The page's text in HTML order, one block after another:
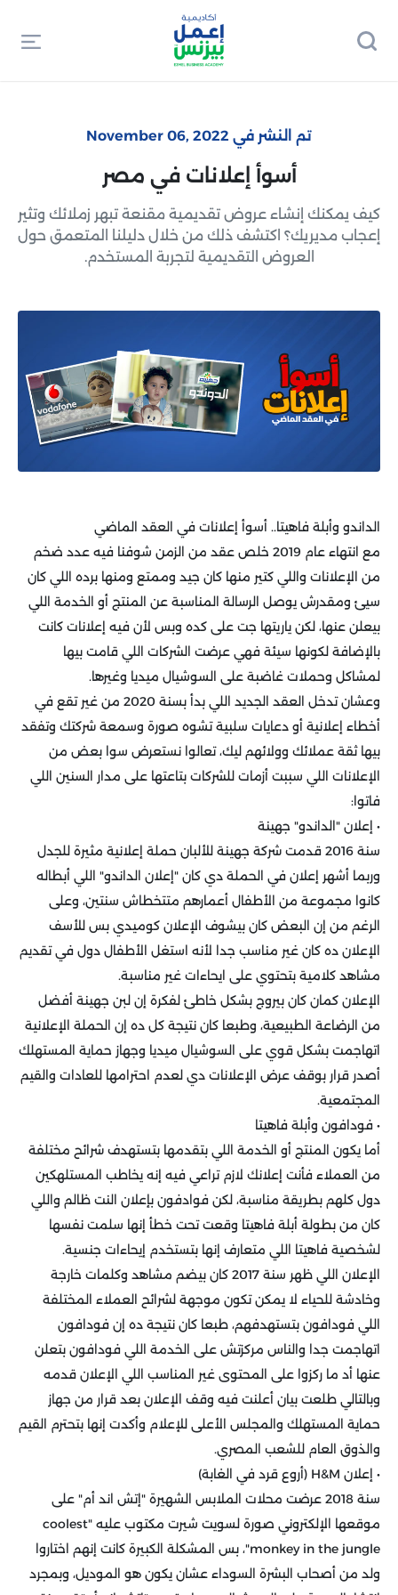
تم النشر في November 06, 2022
أسوأ إعلانات في مصر
كيف يمكنك إنشاء عروض تقديمية مقنعة تبهر زملائك وتثير
إعجاب مديريك؟ اكتشف ذلك من خلال دليلنا المتعمق حول
العروض التقديمية لتجربة المستخدم.
الداندو وأبلة فاهيتا.. أسوأ إعلانات في العقد الماضي
مع انتهاء عام 2019 خلص عقد من الزمن شوفنا فيه عدد ضخم
من الإعلانات واللي كتير منها كان جيد وممتع ومنها برده اللي كان
سيئ ومقدرش يوصل الرسالة المناسبة عن المنتج أو الخدمة اللي
بيعلن عنها، لكن ياريتها جت على كده وبس لأن فيه إعلانات كانت
بالإضافة لكونها سيئة فهي عرضت الشركات اللي قامت بيها
لمشاكل وحملات غاضبة على السوشيال ميديا وغيرها.
وعشان تدخل العقد الجديد اللي بدأ بسنة 2020 من غير تقع في
أخطاء إعلانية أو دعايات سلبية تشوه صورة وسمعة شركتك وتفقد
بيها ثقة عملائك وولائهم ليك، تعالوا نستعرض سوا بعض من
الإعلانات اللي سببت أزمات للشركات بتاعتها على مدار السنين اللي
فاتوا:
• إعلان "الداندو" جهينة
سنة 2016 قدمت شركة جهينة للألبان حملة إعلانية مثيرة للجدل
وربما أشهر إعلان في الحملة دي كان "إعلان الداندو" اللي أبطاله
كانوا مجموعة من الأطفال أعمارهم متتخطاش سنتين، وعلى
الرغم من إن البعض كان بيشوف الإعلان كوميدي بس للأسف
الإعلان ده كان غير مناسب جدا لأنه استغل الأطفال دول في تقديم
مشاهد كلامية بتحتوي على ايحاءات غير مناسبة.
الإعلان كمان كان بيروج بشكل خاطئ لفكرة إن لبن جهينة أفضل
من الرضاعة الطبيعية، وطبعا كان نتيجة كل ده إن الحملة الإعلانية
اتهاجمت بشكل قوي على السوشيال ميديا وجهاز حماية المستهلك
أصدر قرار بوقف عرض الإعلانات دي لعدم احترامها للعادات والقيم
المجتمعية.
• فودافون وأبلة فاهيتا
أما يكون المنتج أو الخدمة اللي بتقدمها بتستهدف شرائح مختلفة
من العملاء فأنت إعلانك لازم تراعي فيه إنه يخاطب المستلهكين
دول كلهم بطريقة مناسبة، لكن فوادفون بإعلان النت ظالم واللي
كان من بطولة أبلة فاهيتا وقعت تحت خطأ إنها سلمت نفسها
لشخصية فاهيتا اللي متعارف إنها بتستخدم إيحاءات جنسية.
الإعلان اللي ظهر سنة 2017 كان بيضم مشاهد وكلمات خارجة
وخادشة للحياء لا يمكن تكون موجهة لشرائح العملاء المختلفة
اللي فودافون بتستهدفهم، طبعا كان نتيجة ده إن فودافون
اتهاجمت جدا والناس مركزتش على الخدمة اللي فودافون بتعلن
عنها أد ما ركزوا على المحتوى غير المناسب اللي الإعلان قدمه
وبالتالي طلعت بيان أعلنت فيه وقف الإعلان بعد قرار من جهاز
حماية المستهلك والمجلس الأعلى للإعلام وأكدت إنها بتحترم القيم
والذوق العام للشعب المصري.
• إعلان H&M (أروع قرد في الغابة)
سنة 2018 عرضت محلات الملابس الشهيرة "إتش اند أم" على
موقعها الإلكتروني صورة لسويت شيرت مكتوب عليه "coolest
monkey in the jungle"، بس المشكلة الكبيرة كانت إنهم اختاروا
ولد من أصحاب البشرة السوداء عشان يكون هو الموديل، وبمجرد